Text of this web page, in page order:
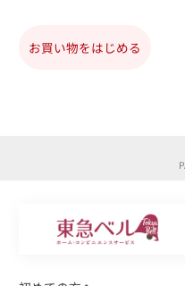
お買い物をはじめる